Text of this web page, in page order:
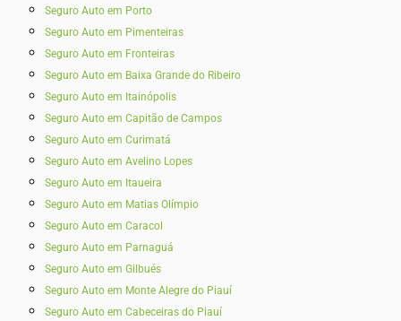
Seguro Auto em Porto
Seguro Auto em Pimenteiras
Seguro Auto em Fronteiras
Seguro Auto em Baixa Grande do Ribeiro
Seguro Auto em Itainópolis
Seguro Auto em Capitão de Campos
Seguro Auto em Curimatá
Seguro Auto em Avelino Lopes
Seguro Auto em Itaueira
Seguro Auto em Matias Olímpio
Seguro Auto em Caracol
Seguro Auto em Parnaguá
Seguro Auto em Gilbués
Seguro Auto em Monte Alegre do Piauí
Seguro Auto em Cabeceiras do Piauí